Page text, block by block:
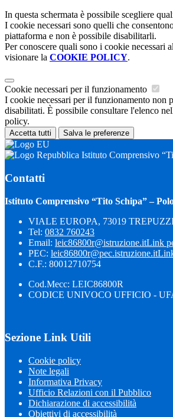
In questa schermata è possibile scegliere
I cookie necessari sono quelli che
piattaforma e non è possibile disabilitarli.
Per conoscere quali sono i cookie necessari
visionare la COOKIE POLICY.
Cookie necessari per il funzionamento
I cookie necessari per il funzionamento non
disabilitati. È possibile consultare l'elenco
policy.
Accetta tutti Salva le preferenze
Istituto Comprensivo
Contatti
Istituto Comprensivo “Tito Schipa” –
VIALE EUROPA, 73019
Tel: 0832 760243
Email: leic86800r@istruzione.itLink
PEC: leic86800r@pec.istruzione.it
C.F.: 80012710754
Cod.Mecc: LEIC86800R
CODICE UNIVOCO UFFICIO -
Sezione Link Utili
Cookie policy
Note legali
Informativa Privacy
Ufficio Relazioni con il Pubblico
Dichiarazione di accessibilità
Obiettivi di accessibilità